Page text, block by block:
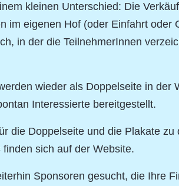
kleinen Unterschied: Die
im eigenen Hof (oder Einfahrt oder
in der die TeilnehmerInnen
wieder als Doppelseite in
Interessierte bereitgestellt.
die Doppelseite und die Plakate
sich auf der Website.
Sponsoren gesucht, die Ihre